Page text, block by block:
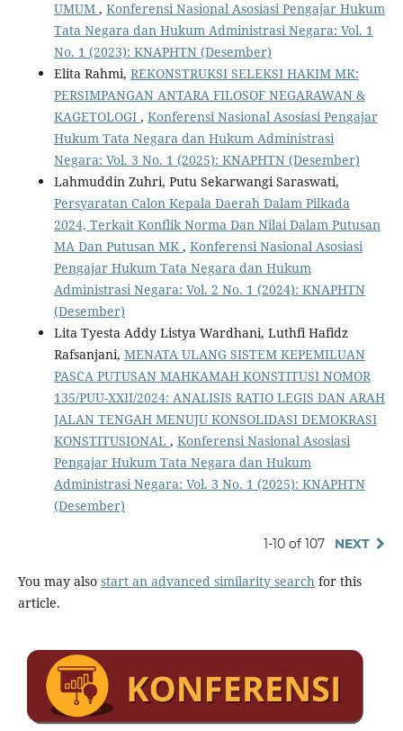
UMUM , Konferensi Nasional Asosiasi Pengajar Hukum
Tata Negara dan Hukum Administrasi Negara: Vol. 1
No. 1 (2023): KNAPHTN (Desember)
Elita Rahmi, REKONSTRUKSI SELEKSI HAKIM MK:
PERSIMPANGAN ANTARA FILOSOF NEGARAWAN &
KAGETOLOGI , Konferensi Nasional Asosiasi Pengajar
Hukum Tata Negara dan Hukum Administrasi
Negara: Vol. 3 No. 1 (2025): KNAPHTN (Desember)
Lahmuddin Zuhri, Putu Sekarwangi Saraswati,
Persyaratan Calon Kepala Daerah Dalam Pilkada
2024, Terkait Konflik Norma Dan Nilai Dalam Putusan
MA Dan Putusan MK , Konferensi Nasional Asosiasi
Pengajar Hukum Tata Negara dan Hukum
Administrasi Negara: Vol. 2 No. 1 (2024): KNAPHTN
(Desember)
Lita Tyesta Addy Listya Wardhani, Luthfi Hafidz
Rafsanjani, MENATA ULANG SISTEM KEPEMILUAN
PASCA PUTUSAN MAHKAMAH KONSTITUSI NOMOR
135/PUU-XXII/2024: ANALISIS RATIO LEGIS DAN ARAH
JALAN TENGAH MENUJU KONSOLIDASI DEMOKRASI
KONSTITUSIONAL , Konferensi Nasional Asosiasi
Pengajar Hukum Tata Negara dan Hukum
Administrasi Negara: Vol. 3 No. 1 (2025): KNAPHTN
(Desember)
1-10 of 107 NEXT
You may also start an advanced similarity search for this
article.